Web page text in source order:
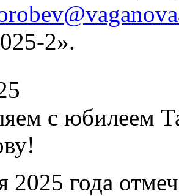
2».
с юбилеем
2025 года